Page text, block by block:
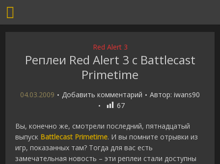
Red Alert 3
Реплеи Red Alert 3 с Battlecast
Primetime
04.03.2009 Добавить комментарий Автор: iwans90
67
Вы, конечно же, смотрели последний, пятнадцатый
выпуск Battlecast Primetime. И вы помните отрывки из
игр, показанных там? Тогда для вас есть
замечательная новость – эти реплеи стали доступны